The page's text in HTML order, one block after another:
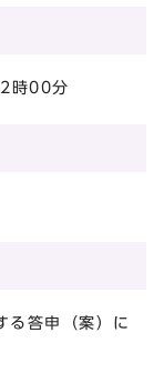
時00分
る答申（案）に